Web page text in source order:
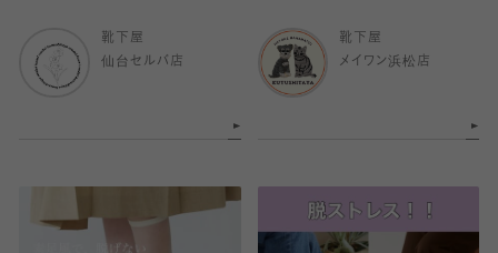
靴下屋
仙台セルバ店
靴下屋
メイワン浜松店